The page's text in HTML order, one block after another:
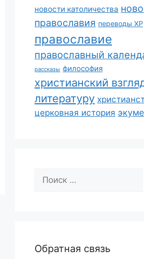
новости католичества
православия переводы ХР
православие
православный
рассказы философия
христианский
литературу
церковная история
Поиск:
Обратная связь